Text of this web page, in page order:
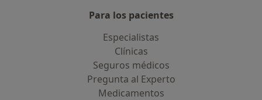
Para los pacientes
Especialistas
Clínicas
Seguros médicos
Pregunta al Experto
Medicamentos